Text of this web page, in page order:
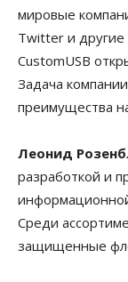
мировые
Twitter и
CustоmUSB
Задача
преимущества
Леонид
разработкой и
Среди
защищенные